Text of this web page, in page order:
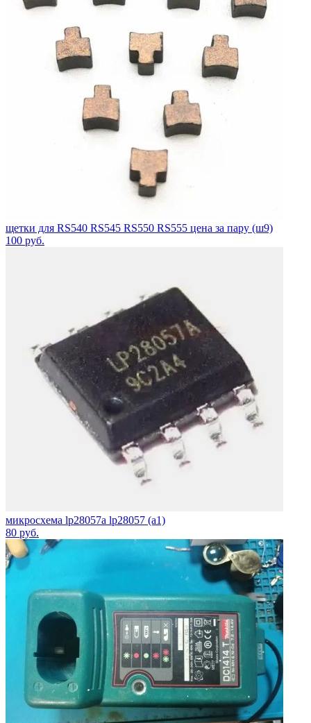
щетки для RS540 RS545 RS550 RS555 цена за пару (ш9)
100 руб.
микросхема lp28057a lp28057 (a1)
80 руб.